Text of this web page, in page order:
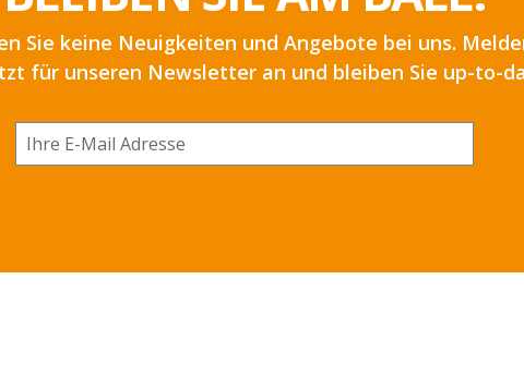
Sie keine Neuigkeiten und Angebote bei uns.
für unseren Newsletter an und bleiben Sie up-to-